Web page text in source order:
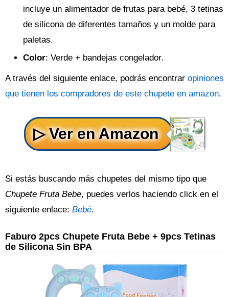
incluye un alimentador de frutas para bebé, 3 tetinas
de silicona de diferentes tamaños y un molde para
paletas.
Color: Verde + bandejas congelador.
A través del siguiente enlace, podrás encontrar opiniones
que tienen los compradores de este chupete en amazon.
Si estás buscando más chupetes del mismo tipo que
Chupete Fruta Bebe, puedes verlos haciendo click en el
siguiente enlace: Bebé.
Faburo 2pcs Chupete Fruta Bebe + 9pcs Tetinas
de Silicona Sin BPA